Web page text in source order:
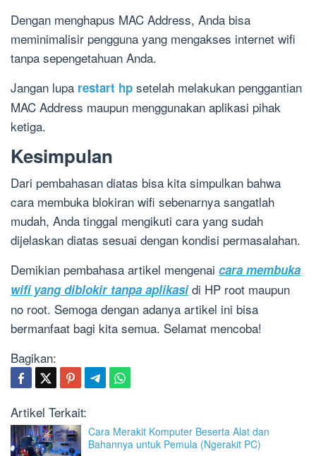
Dengan menghapus MAC Address, Anda bisa
meminimalisir pengguna yang mengakses internet wifi
tanpa sepengetahuan Anda.
Jangan lupa restart hp setelah melakukan penggantian
MAC Address maupun menggunakan aplikasi pihak
ketiga.
Kesimpulan
Dari pembahasan diatas bisa kita simpulkan bahwa
cara membuka blokiran wifi sebenarnya sangatlah
mudah, Anda tinggal mengikuti cara yang sudah
dijelaskan diatas sesuai dengan kondisi permasalahan.
Demikian pembahasa artikel mengenai cara membuka
wifi yang diblokir tanpa aplikasidi HP root maupun
no root. Semoga dengan adanya artikel ini bisa
bermanfaat bagi kita semua. Selamat mencoba!
Bagikan:
Artikel Terkait:
Cara Merakit Komputer Beserta Alat dan
Bahannya untuk Pemula (Ngerakit PC)